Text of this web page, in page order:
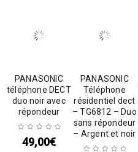
PANASONIC
téléphone DECT
duo noir avec
répondeur
49,00€
PANASONIC
Téléphone
résidentiel dect
– TG6812 – Duo
sans répondeur
– Argent et noir